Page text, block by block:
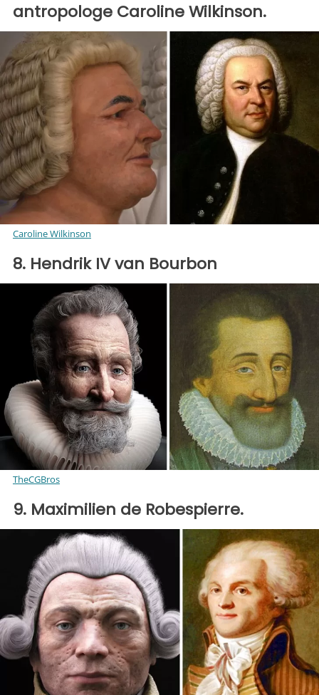
antropologe Caroline Wilkinson.
Caroline Wilkinson
8. Hendrik IV van Bourbon
TheCGBros
9. Maximilien de Robespierre.